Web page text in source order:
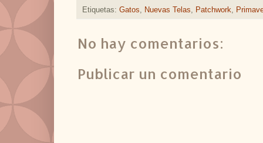
Etiquetas: Gatos, Nuevas Telas, Patchwork,
No hay comentarios:
Publicar un comentario